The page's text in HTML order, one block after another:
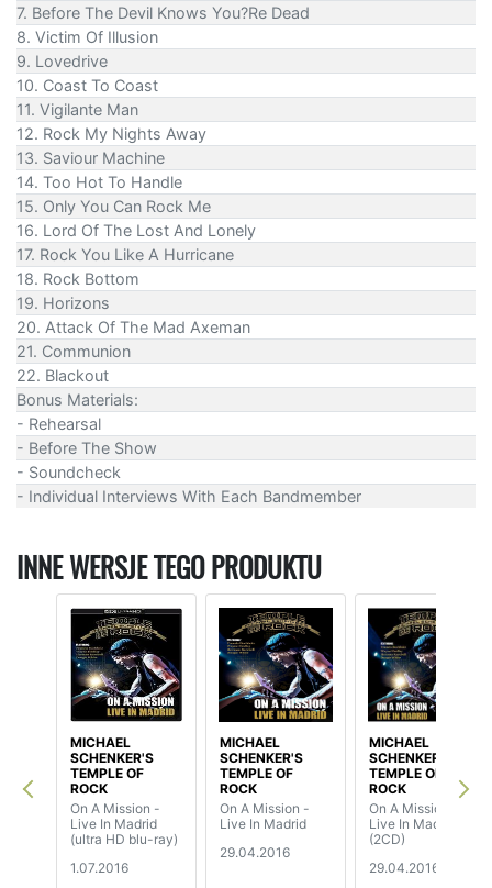
7. Before The Devil Knows You?Re Dead
8. Victim Of Illusion
9. Lovedrive
10. Coast To Coast
11. Vigilante Man
12. Rock My Nights Away
13. Saviour Machine
14. Too Hot To Handle
15. Only You Can Rock Me
16. Lord Of The Lost And Lonely
17. Rock You Like A Hurricane
18. Rock Bottom
19. Horizons
20. Attack Of The Mad Axeman
21. Communion
22. Blackout
Bonus Materials:
- Rehearsal
- Before The Show
- Soundcheck
- Individual Interviews With Each Bandmember
INNE WERSJE TEGO PRODUKTU
MICHAEL
SCHENKER'S
TEMPLE OF
ROCK
On A Mission -
Live In Madrid
(ultra HD blu-ray)
1.07.2016
MICHAEL
SCHENKER'S
TEMPLE OF
ROCK
On A Mission -
Live In Madrid
29.04.2016
MICHAEL
SCHENKER'S
TEMPLE OF
ROCK
On A Mission -
Live In Madrid
(2CD)
29.04.2016